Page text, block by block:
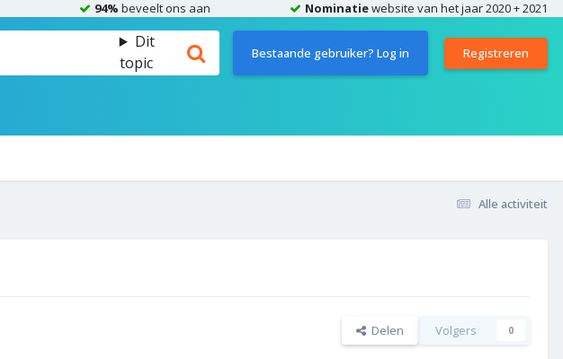
94% beveelt ons aan Nominatiewebsite van het jaar 2020 + 2021
Dit
topic
Bestaande gebruiker? Log in Registreren
Alle activiteit
Delen Volgers 0